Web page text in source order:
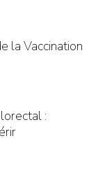
la Vaccination
: